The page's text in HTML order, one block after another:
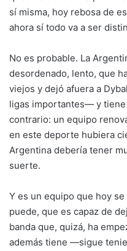
sí misma, hoy rebosa de
ahora sí todo va a ser
No es probable. La
desordenado, lento, que
viejos y dejó afuera a
ligas importantes— y tiene
contrario: un equipo
en este deporte hubiera
Argentina debería tener
suerte.
Y es un equipo que hoy
puede, que es capaz de
banda que, quizá, ha
además tiene —sigue